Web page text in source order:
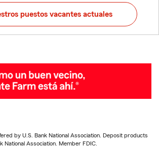
puestos vacantes actuales
by U.S. Bank National Association. Deposit products
National Association. Member FDIC.